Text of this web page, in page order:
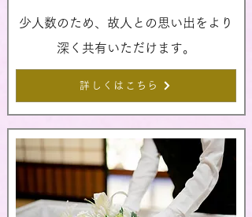
少人数のため、故人との思い出をより
深く共有いただけます。
詳しくはこちら